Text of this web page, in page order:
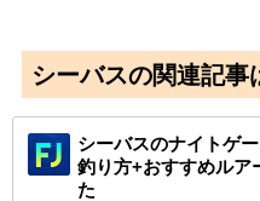
シーバスの関連記事
シーバスのナイトゲ
釣り方+おすすめルア
た